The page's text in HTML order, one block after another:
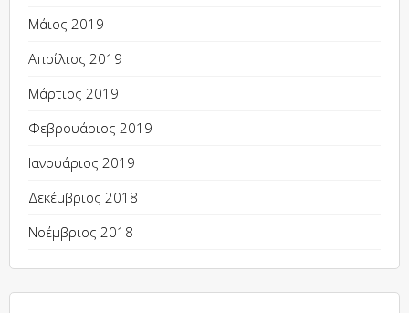
Μάιος 2019
Απρίλιος 2019
Μάρτιος 2019
Φεβρουάριος 2019
Ιανουάριος 2019
Δεκέμβριος 2018
Νοέμβριος 2018